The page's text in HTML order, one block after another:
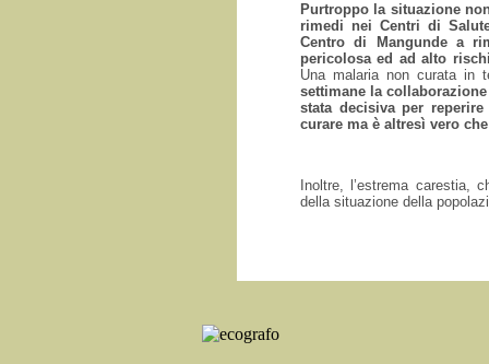
Purtroppo la situazione
rimedi nei Centri di
Centro di Mangunde a
pericolosa ed ad alto
Una malaria non curata in
settimane la
stata decisiva per
curare ma è altresì vero
Inoltre, l’estrema carestia,
della situazione della